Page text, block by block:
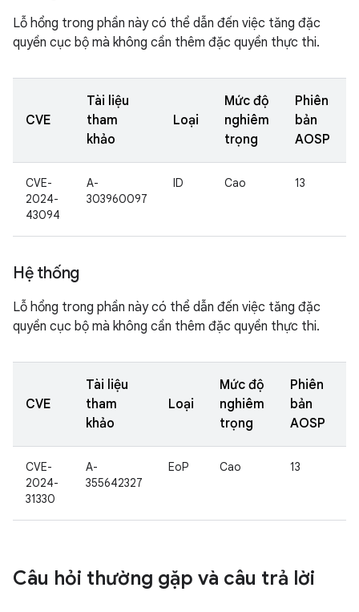
Lỗ hổng trong phần này có thể dẫn đến việc tăng đặc
quyền cục bộ mà không cần thêm đặc quyền thực thi.
CVE
Tài liệu
tham
khảo
Loại
Mức độ
nghiêm
trọng
Phiên
bản
AOSP
CVE-
2024-
43094
A-
303960097
ID Cao 13
Hệ thống
Lỗ hổng trong phần này có thể dẫn đến việc tăng đặc
quyền cục bộ mà không cần thêm đặc quyền thực thi.
CVE
Tài liệu
tham
khảo
Loại
Mức độ
nghiêm
trọng
Phiên
bản
AOSP
CVE-
2024-
31330
A-
355642327
EoP Cao 13
Câu hỏi thường gặp và câu trả lời